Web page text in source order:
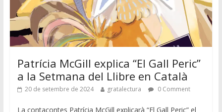
Patrícia McGill explica “El Gall Peric”
a la Setmana del Llibre en Català
20 de setembre de 2024 gratalectura 0 Comment
La contacontes Patrícia McGill explicarà “El Gall Peric” el